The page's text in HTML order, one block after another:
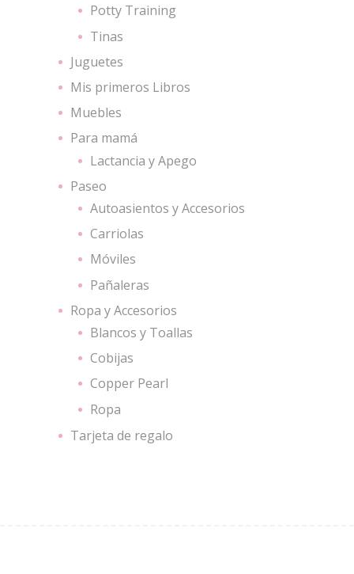
Potty Training
Tinas
Juguetes
Mis primeros Libros
Muebles
Para mamá
Lactancia y Apego
Paseo
Autoasientos y Accesorios
Carriolas
Móviles
Pañaleras
Ropa y Accesorios
Blancos y Toallas
Cobijas
Copper Pearl
Ropa
Tarjeta de regalo